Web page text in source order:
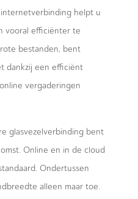
helpt u
vooral efficiënter te
bestanden, bent
dankzij een efficiënt
vergaderingen
glasvezelverbinding bent
Online en in de cloud
Ondertussen
alleen maar toe.